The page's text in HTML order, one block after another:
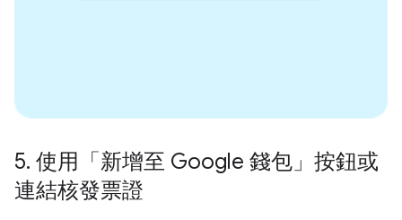
5. 使用「新增至 Google 錢包」按鈕或
連結核發票證